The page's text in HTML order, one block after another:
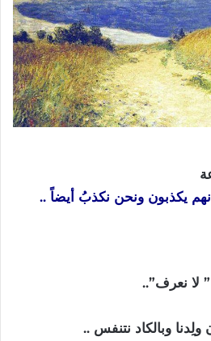
يكذبون ونحن نكذبُ أيضاً ..
” لا نعرف”..
وبالكاد نتنفس ..